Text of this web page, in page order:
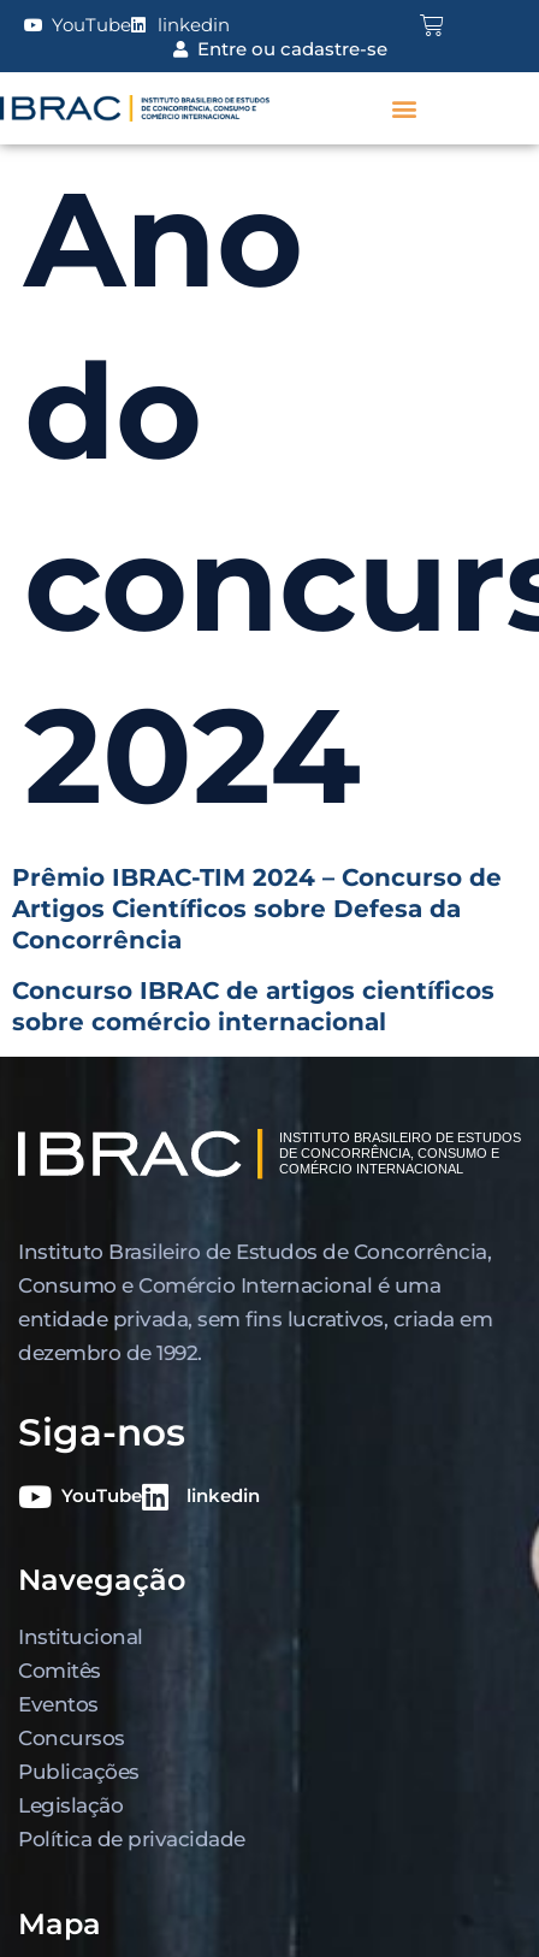
YouTube
linkedin
Entre ou cadastre-se
Ano
do
2024
Prêmio IBRAC-TIM 2024 – Concurso de
Artigos Científicos sobre Defesa da
Concorrência
Concurso IBRAC de artigos científicos
sobre comércio internacional
Instituto Brasileiro de Estudos de Concor­rência,
Consumo e Comércio Internacional é uma
entidade privada, sem fins lucrativos, criada em
dezembro de 1992.
Siga-nos
YouTube linkedin
Navegação
Institucional
Comitês
Eventos
Concursos
Publicações
Legislação
Política de privacidade
Mapa